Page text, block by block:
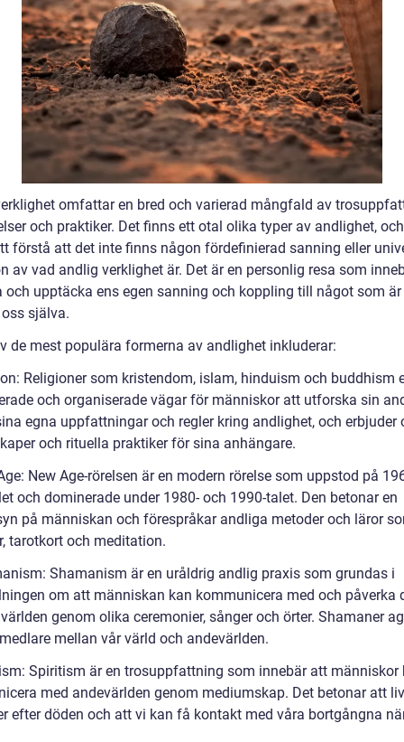
omfattar en bred och varierad mångfald av
och praktiker. Det finns ett otal olika typer av andlighet,
förstå att det inte finns någon fördefinierad sanning eller
av vad andlig verklighet är. Det är en personlig resa som
och upptäcka ens egen sanning och koppling till något som är
själva.
de mest populära formerna av andlighet inkluderar:
Religioner som kristendom, islam, hinduism och buddhism
och organiserade vägar för människor att utforska sin
egna uppfattningar och regler kring andlighet, och erbjuder
och rituella praktiker för sina anhängare.
New Age-rörelsen är en modern rörelse som uppstod på
och dominerade under 1980- och 1990-talet. Den betonar en
på människan och förespråkar andliga metoder och läror
tarotkort och meditation.
Shamanism är en uråldrig andlig praxis som grundas i
om att människan kan kommunicera med och påverka
genom olika ceremonier, sånger och örter. Shamaner
mellan vår värld och andevärlden.
Spiritism är en trosuppfattning som innebär att människor
med andevärlden genom mediumskap. Det betonar att
efter döden och att vi kan få kontakt med våra bortgångna